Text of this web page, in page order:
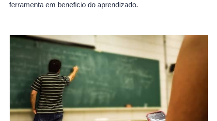
ferramenta em beneficio do aprendizado.